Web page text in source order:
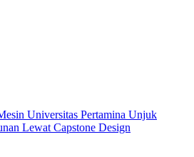
Universitas Pertamina Unjuk
Lewat Capstone Design